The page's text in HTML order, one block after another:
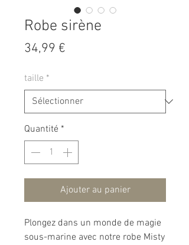
Robe sirène
34,99 €
taille *
Quantité *
Ajouter au panier
Plongez dans un monde de magie
sous-marine avec notre robe Misty